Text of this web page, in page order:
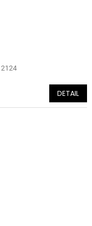
2124
DETAIL